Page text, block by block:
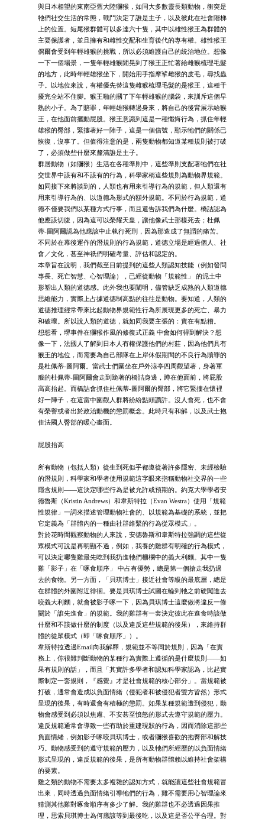
與日本相望的東南亞舊大陸獼猴，如同大多數靈長類動物，衝突是
牠們社交生活的常態，戰鬥決定了誰是主子，以及彼此在社會階梯
上的位置。短尾猴群體可以多達六十隻，其中以雄性猴王為群體的
主要保護者，並且擁有和雌性交配和生育後代的專有權。雄性猴王
偶爾會受到年輕雄猴的挑戰，所以必須維護自己的統治地位。想像
一下一個場景，一隻年輕雄猴閒晃到了猴王正忙著給雌猴梳理毛髮
的地方，此時年輕雄猴坐下，開始用手指摩挲雌猴的皮毛，尋找蟲
子。以地位來說，有權優先替這隻雌猴梳理毛髮的是猴王，這種干
擾完全站不住腳。猴王啪的摑了下年輕雄猴的腦袋，來訓斥這個早
熟的小子。為了賠罪，年輕雄猴轉過身來，將自己的後背展示給猴
王，在他面前擺動屁股。猴王意識到這是一種懺悔行為，抓住年輕
雄猴的臀部，緊摟著好一陣子，這是一個信號，顯示牠們的關係已
恢復，沒事了。但值得注意的是，兩隻動物都知道某種規則被打破
了，必須做些什麼來釐清誰是主子。
群居動物（如獼猴）生活在各種準則中，這些準則支配著牠們在社
交世界中該有和不該有的行為，科學家稱這些規則為動物界規範。
如同接下來將談到的，人類也有用來引導行為的規範，但人類還有
用來引導行為的、以道德為形式的額外規範。不同於行為規範，道
德不僅要我們以某種方式行事，而且還告訴我們為什麼。橋詰認為
他應該切腹，因為這可以榮耀天皇，讓他像武士那樣死去；杜佩
蒂-圖阿爾認為他應該中止執行死刑，因為那造成了無謂的痛苦。
不同於在幕後運作的潛規則的行為規範，道德立場是經過個人、社
會／文化，甚至神祇們明確考量、評估和認定的。
本章旨在說明，我們截至目前提到的這些人類認知技能（例如發問
專長、死亡智慧、心智理論），已經從動物「規範性」 的泥土中
形塑出人類的道德感。此外我也要闡明，儘管缺乏成熟的人類道德
思維能力，實際上占據道德制高點的往往是動物。要知道，人類的
道德推理經常帶來比起動物界規範性行為所展現更多的死亡、暴力
和破壞。所以說人類的道德，就如同我要主張的：實在有點糟。
想想看，堺事件在獼猴作風的修復式正義 中會如何得到解決？想
像一下，法國人了解到日本人有權保護他們的村莊，因為他們具有
猴王的地位，而需要為自己部隊在上岸休假期間的不良行為贖罪的
是杜佩蒂-圖阿爾。當武士們圍坐在戶外涼亭四周觀望著，身著軍
服的杜佩蒂-圖阿爾會走到跪著的橋詰身邊，蹲在他面前，將屁股
高高抬起。而橋詰會抓住杜佩蒂-圖阿爾的臀部，將它緊摟在懷裡
好一陣子，在這當中圍觀人群將紛紛點頭讚許。沒人會死，也不會
有榮譽或者出於政治動機的懲罰概念。此時只有和解，以及武士抱
住法國人臀部的暖心畫面。
屁股抬高
所有動物（包括人類）從生到死似乎都遵從著許多隱密、未經檢驗
的潛規則，科學家和學者使用規範這字眼來指稱動物社交界的一些
隱含規則――這決定哪些行為是被允許或預期的。約克大學學者安
德魯斯（Kristin Andrews）和韋斯特拉（Evan Westra）使用「規範
性規律」一詞來描述管理動物社會的、以規範為基礎的系統，並把
它定義為「群體內的一種由社群維繫的行為從眾模式」。
對於花時間觀察動物的人來說，安德魯斯和韋斯特拉強調的這些從
眾模式可說是再明顯不過，例如，我養的雞群有明確的行為模式，
可以決定哪隻雞最先吃到我扔進牠們柵欄中的義大利麵。其中一隻
雞「影子」在「啄食順序」 中占有優勢，總是第一個搶走我扔過
去的食物。另一方面，「貝琪博士」接近社會等級的最底層，總是
在群體的外圍附近徘徊。要是貝琪博士試圖在輪到牠之前硬闖進去
咬義大利麵，就會被影子啄一下，因為貝琪博士這麼做將違反一條
關於「誰先進食」的規範。我的雞群有一套決定彼此在進食時該做
什麼和不該做什麼的制度（以及違反這些規範的後果），來維持群
體的從眾模式（即「啄食順序」）。
韋斯特拉透過Email向我解釋，規範並不等同於規則，因為「在實
務上，你很難判斷動物的某種行為實際上遵循的是什麼規則——如
果有規則的話」，而且「其實許多學者和認知科學家認為，比起實
際制定一套規則，『感覺』才是社會規範的核心部分」。當規範被
打破，通常會造成以負面情緒（侵犯者和被侵犯者雙方皆然）形式
呈現的後果，有時還會有積極的懲罰。如果某種規範遭到侵犯，動
物會感受到必須以焦慮、不安甚至憤怒的形式去遵守規範的壓力。
違反規範通常會導致一些有助於重建現狀的行為，因而消除這那些
負面情緒，例如影子啄咬貝琪博士，或者獼猴喜歡的抱臀部和解技
巧。動物感受到的遵守規範的壓力，以及牠們所經歷的以負面情緒
形式呈現的，違反規範的後果，是所有動物群體賴以維持社會架構
的要素。
雞之類的動物不需要太多複雜的認知方式，就能讓這些社會規範冒
出來，同時透過負面情緒引導牠們的行為，雞不需要用心智理論來
猜測其他雞對啄食順序有多少了解。我的雞群也不必透過因果推
理，思索貝琪博士為何應該等到最後吃，以及這是否公平合理。對